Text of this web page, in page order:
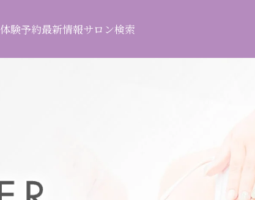
体験予約最新情報サロン検索